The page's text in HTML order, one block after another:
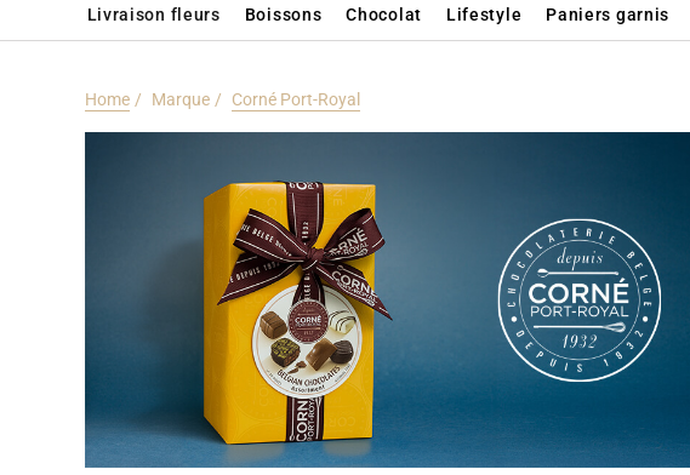
Livraison fleurs Boissons Chocolat Lifestyle Paniers garnis
Home Marque Corné Port-Royal